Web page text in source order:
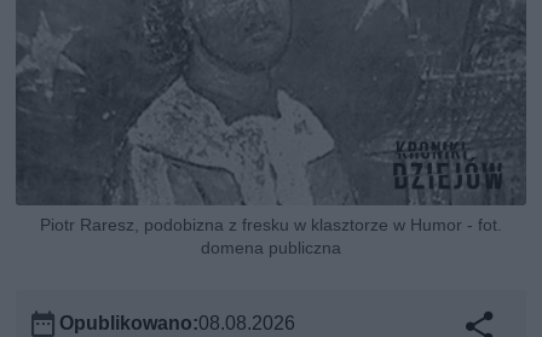
Piotr Raresz, podobizna z fresku w klasztorze w Humor - fot.
domena publiczna
Opublikowano:08.08.2026